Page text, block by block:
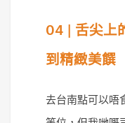
04 | 舌尖上
到精緻美饌
去台南點可以唔